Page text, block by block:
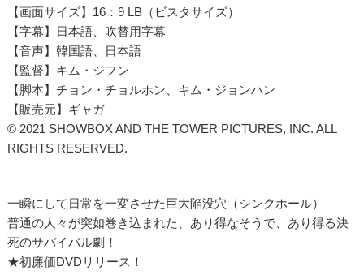
【画面サイズ】16：9 LB（ビスタサイズ）
【字幕】日本語、吹替用字幕
【音声】韓国語、日本語
【監督】キム・ジフン
【脚本】チョン・チョルホン、キム・ジョンハン
【販売元】ギャガ
© 2021 SHOWBOX AND THE TOWER PICTURES, INC. ALL
RIGHTS RESERVED.
一瞬にして日常を一変させた巨大陥没穴（シンクホール）
普通の人々が突如巻き込まれた、あり得なそうで、あり得る決
死のサバイバル劇！
★初廉価DVDリリース！